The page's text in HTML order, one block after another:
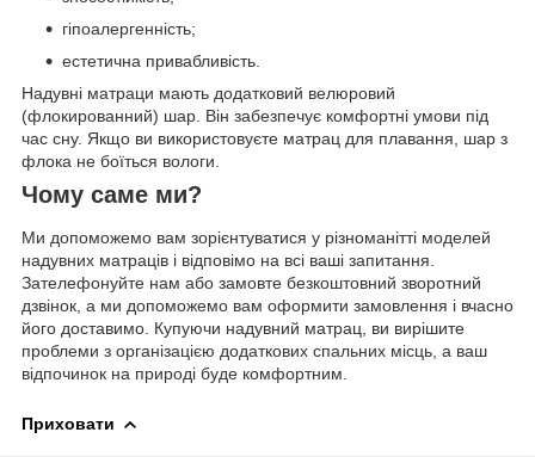
гіпоалергенність;
естетична привабливість.
Надувні матраци мають додатковий велюровий
(флокированний) шар. Він забезпечує комфортні умови під
час сну. Якщо ви використовуєте матрац для плавання, шар з
флока не боїться вологи.
Чому саме ми?
Ми допоможемо вам зорієнтуватися у різноманітті моделей
надувних матраців і відповімо на всі ваші запитання.
Зателефонуйте нам або замовте безкоштовний зворотний
дзвінок, а ми допоможемо вам оформити замовлення і вчасно
його доставимо. Купуючи надувний матрац, ви вирішите
проблеми з організацією додаткових спальних місць, а ваш
відпочинок на природі буде комфортним.
Приховати